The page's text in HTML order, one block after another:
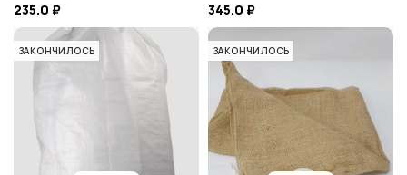
235.0 ₽ 345.0 ₽
ЗАКОНЧИЛОСЬ ЗАКОНЧИЛОСЬ